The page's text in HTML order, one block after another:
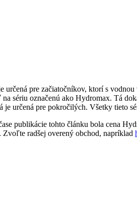
určená pre začiatočníkov, ktorí s
sériu označenú ako Hydromax. Tá
je určená pre pokročilých. Všetky tieto
publikácie tohto článku bola cena
radšej overený obchod, napríklad